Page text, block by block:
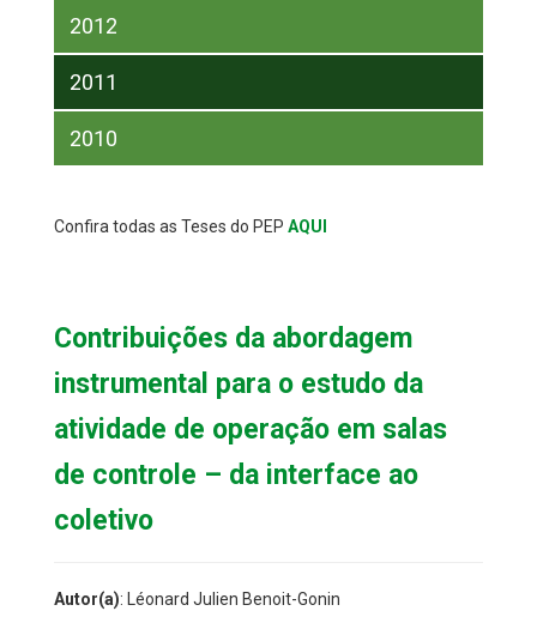
2012
2011
2010
Confira todas as Teses do PEP AQUI
Contribuições da abordagem
instrumental para o estudo da
atividade de operação em salas
de controle – da interface ao
coletivo
Autor(a): Léonard Julien Benoit-Gonin